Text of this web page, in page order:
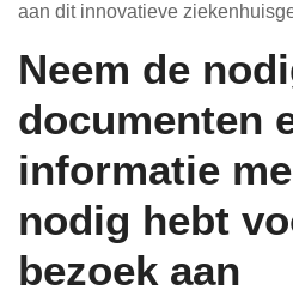
aan dit innovatieve
Neem de
documenten
informatie
nodig hebt
bezoek aan